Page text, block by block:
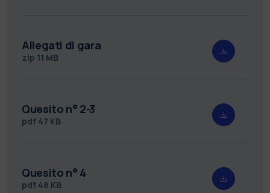
Allegati di gara
zip 11 MB
Quesito n° 2-3
pdf 47 KB
Quesito n° 4
pdf 48 KB